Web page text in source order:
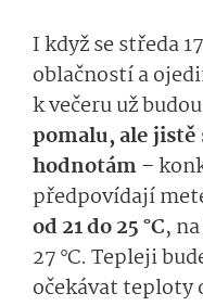
I když se středa
oblačností a
k večeru už
pomalu, ale
hodnotám–
předpovídají
od 21 do 25 °C,
27 °C. Tepleji
očekávat teploty